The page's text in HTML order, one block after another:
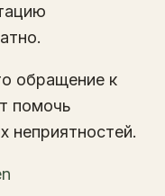
обращение к
помочь
неприятностей.